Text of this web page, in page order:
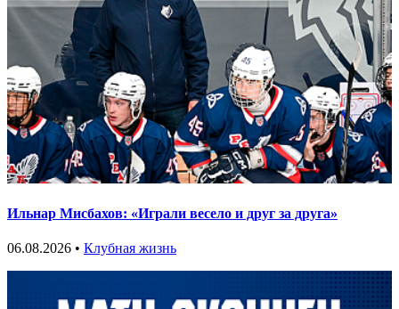
Ильнар Мисбахов: «Играли весело и друг за друга»
06.08.2026 • Клубная жизнь